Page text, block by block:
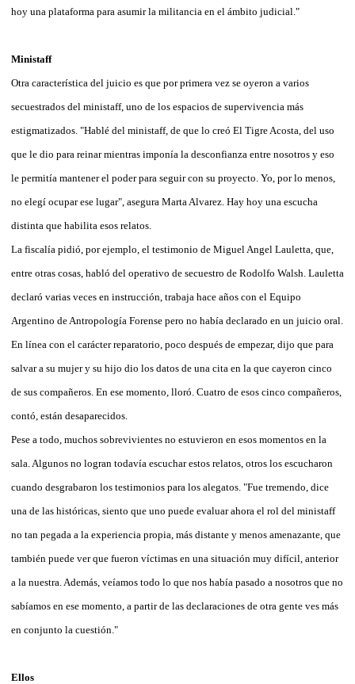
hoy una plataforma para asumir la militancia en el ámbito judicial."
Ministaff
Otra característica del juicio es que por primera vez se oyeron a varios
secuestrados del ministaff, uno de los espacios de supervivencia más
estigmatizados. "Hablé del ministaff, de que lo creó El Tigre Acosta, del uso
que le dio para reinar mientras imponía la desconfianza entre nosotros y eso
le permitía mantener el poder para seguir con su proyecto. Yo, por lo menos,
no elegí ocupar ese lugar", asegura Marta Alvarez. Hay hoy una escucha
distinta que habilita esos relatos.
La fiscalía pidió, por ejemplo, el testimonio de Miguel Angel Lauletta, que,
entre otras cosas, habló del operativo de secuestro de Rodolfo Walsh. Lauletta
declaró varias veces en instrucción, trabaja hace años con el Equipo
Argentino de Antropología Forense pero no había declarado en un juicio oral.
En línea con el carácter reparatorio, poco después de empezar, dijo que para
salvar a su mujer y su hijo dio los datos de una cita en la que cayeron cinco
de sus compañeros. En ese momento, lloró. Cuatro de esos cinco compañeros,
contó, están desaparecidos.
Pese a todo, muchos sobrevivientes no estuvieron en esos momentos en la
sala. Algunos no logran todavía escuchar estos relatos, otros los escucharon
cuando desgrabaron los testimonios para los alegatos. "Fue tremendo, dice
una de las históricas, siento que uno puede evaluar ahora el rol del ministaff
no tan pegada a la experiencia propia, más distante y menos amenazante, que
también puede ver que fueron víctimas en una situación muy difícil, anterior
a la nuestra. Además, veíamos todo lo que nos había pasado a nosotros que no
sabíamos en ese momento, a partir de las declaraciones de otra gente ves más
en conjunto la cuestión."
Ellos